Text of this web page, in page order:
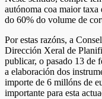
autónoma coa maior
do 60% do volume de
Por estas razóns, a
Dirección Xeral de
publicar, o pasado 13 de
a elaboración dos
importe de 6 millóns de
importante para esta